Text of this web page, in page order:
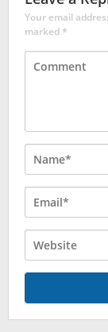
Your email
marked*